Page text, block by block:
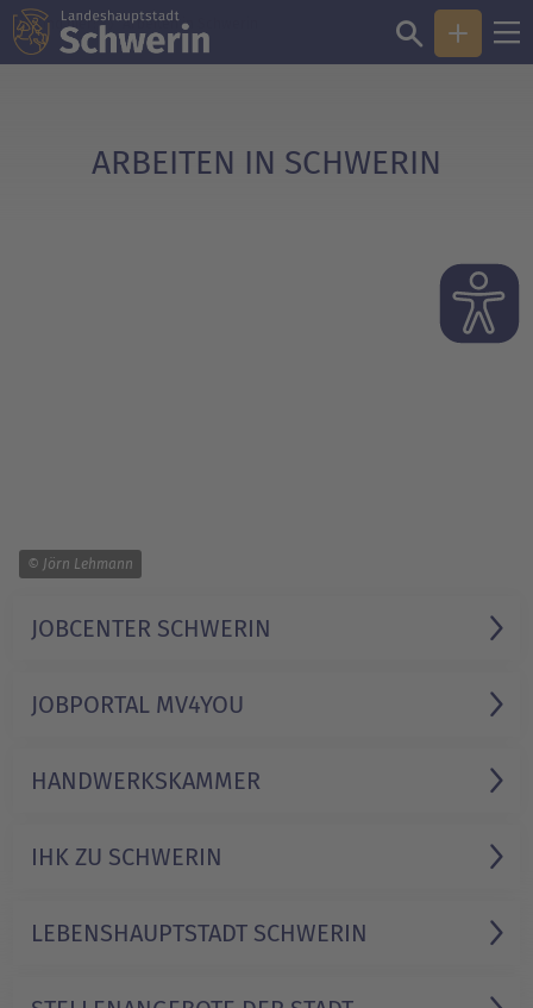
Sie sind hier: Arbeiten in Schwerin
ARBEITEN IN SCHWERIN
© Jörn Lehmann
JOBCENTER SCHWERIN
JOBPORTAL MV4YOU
HANDWERKS­KAMMER
IHK ZU SCHWERIN
LEBENSHAUPTSTADT SCHWERIN